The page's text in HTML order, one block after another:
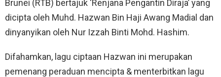
Brunei (RTB) bertajuk ‘Renjana Pengantin Diraja’ yang
dicipta oleh Muhd. Hazwan Bin Haji Awang Madial dan
dinyanyikan oleh Nur Izzah Binti Mohd. Hashim.
Difahamkan, lagu ciptaan Hazwan ini merupakan
pemenang peraduan mencipta & menterbitkan lagu